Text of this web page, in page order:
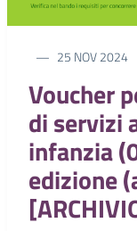
25 NOV 2024
Voucher
di servizi
infanzia
edizione